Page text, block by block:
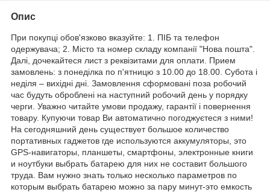
Опис
При покупці обов'язково вказуйте: 1. ПІБ та телефон
одержувача; 2. Місто та номер складу компанії "Нова пошта".
Далі, дочекайтеся лист з реквізитами для оплати. Прием
замовлень: з понеділка по п'ятницю з 10.00 до 18.00. Субота і
неділя – вихідні дні. Замовлення сформовані поза робочий
час будуть оброблені на наступний робочий день у порядку
черги. Уважно читайте умови продажу, гарантії і повернення
товару. Купуючи товар Ви автоматично погоджуєтеся з ними!
На сегодняшний день существует большое количество
портативных гаджетов где используются аккумуляторы, это
GPS-навигаторы, планшеты, смартфоны, электронные книги
и ноутбуки выбрать батарею для них не составит большого
труда. Вам нужно знать только несколько параметров по
которым выбрать батарею можно за пару минут-это емкость